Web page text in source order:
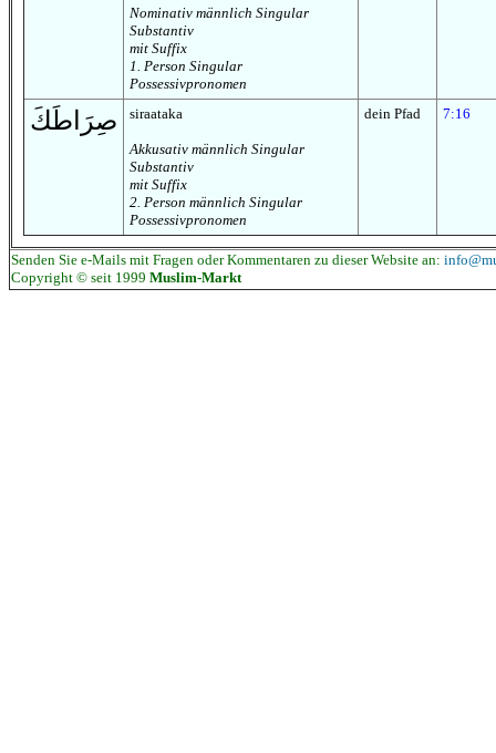
Nominativ männlich Singular
Substantiv
mit Suffix
1. Person Singular
Possessivpronomen
صِرَاطَكَ siraataka
Akkusativ männlich Singular
Substantiv
mit Suffix
2. Person männlich Singular
Possessivpronomen
dein Pfad 7:16
Senden Sie e-Mails mit Fragen oder Kommentaren zu dieser Website an:
Copyright © seit 1999 Muslim-Markt